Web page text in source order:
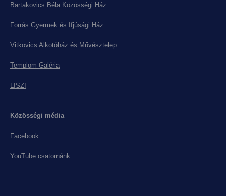
Bartakovics Béla Közösségi Ház
Forrás Gyermek és Ifjúsági Ház
Vitkovics Alkotóház és Művésztelep
Templom Galéria
LISZI
Közösségi média
Facebook
YouTube csatornánk